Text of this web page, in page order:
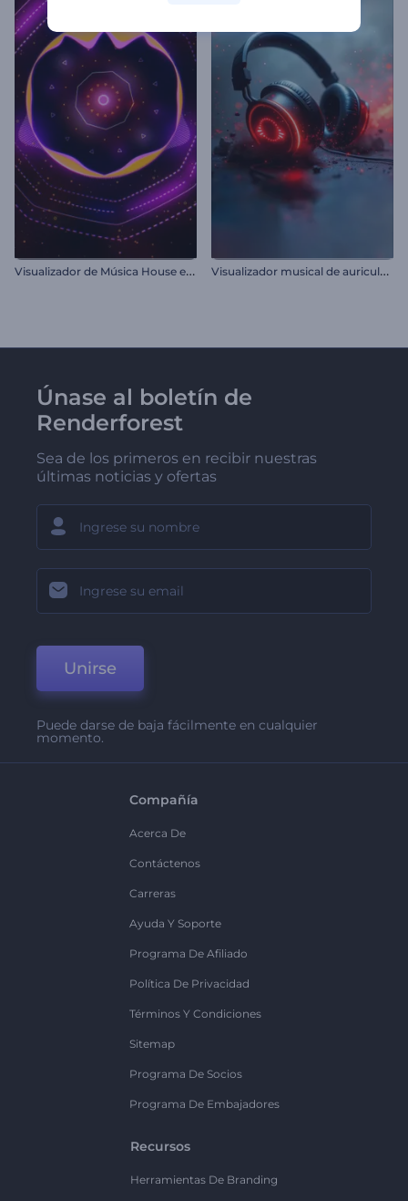
V
isualizador de Música House electrónica V
isualizador musical de auriculares rítmicos
Únase al boletín de
Renderforest
Sea de los primeros en recibir nuestras
últimas noticias y ofertas
Unirse
Puede darse de baja fácilmente en cualquier
momento.
Compañía
Acerca De
Contáctenos
Carreras
Ayuda Y Soporte
Programa De Afiliado
Política De Privacidad
Términos Y Condiciones
Sitemap
Programa De Socios
Programa De Embajadores
Recursos
Herramientas De Branding